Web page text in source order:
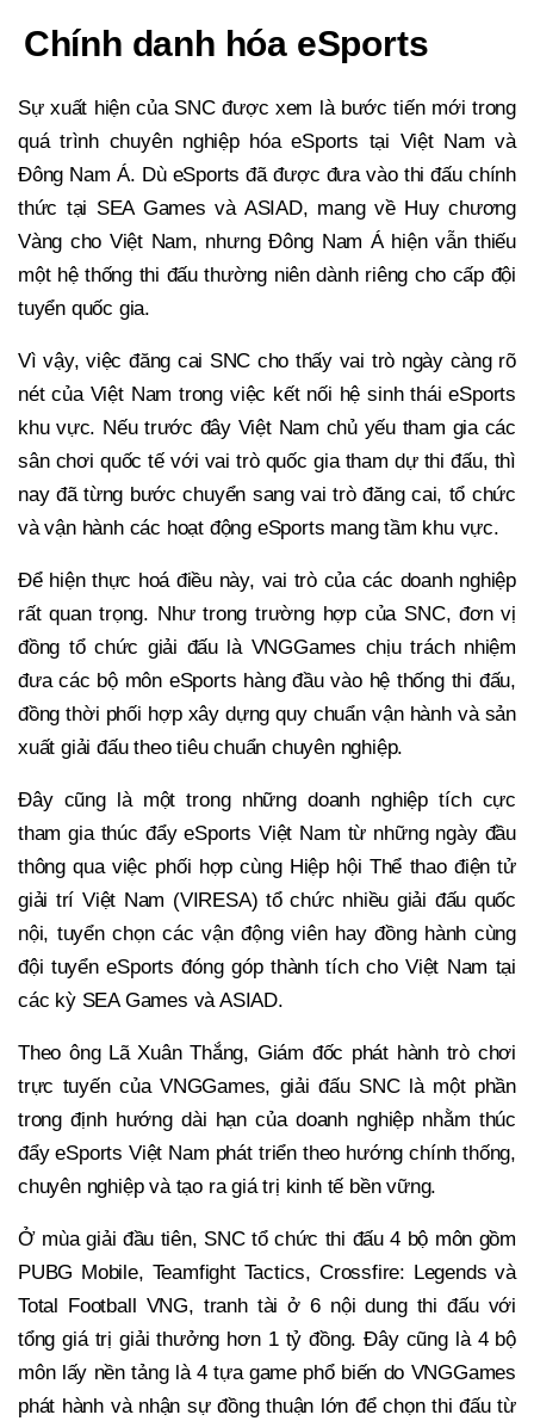
Chính danh hóa eSports
Sự xuất hiện của SNC được xem là bước tiến mới trong
quá trình chuyên nghiệp hóa eSports tại Việt Nam và
Đông Nam Á. Dù eSports đã được đưa vào thi đấu chính
thức tại SEA Games và ASIAD, mang về Huy chương
Vàng cho Việt Nam, nhưng Đông Nam Á hiện vẫn thiếu
một hệ thống thi đấu thường niên dành riêng cho cấp đội
tuyển quốc gia.
Vì vậy, việc đăng cai SNC cho thấy vai trò ngày càng rõ
nét của Việt Nam trong việc kết nối hệ sinh thái eSports
khu vực. Nếu trước đây Việt Nam chủ yếu tham gia các
sân chơi quốc tế với vai trò quốc gia tham dự thi đấu, thì
nay đã từng bước chuyển sang vai trò đăng cai, tổ chức
và vận hành các hoạt động eSports mang tầm khu vực.
Để hiện thực hoá điều này, vai trò của các doanh nghiệp
rất quan trọng. Như trong trường hợp của SNC, đơn vị
đồng tổ chức giải đấu là VNGGames chịu trách nhiệm
đưa các bộ môn eSports hàng đầu vào hệ thống thi đấu,
đồng thời phối hợp xây dựng quy chuẩn vận hành và sản
xuất giải đấu theo tiêu chuẩn chuyên nghiệp.
Đây cũng là một trong những doanh nghiệp tích cực
tham gia thúc đẩy eSports Việt Nam từ những ngày đầu
thông qua việc phối hợp cùng Hiệp hội Thể thao điện tử
giải trí Việt Nam (VIRESA) tổ chức nhiều giải đấu quốc
nội, tuyển chọn các vận động viên hay đồng hành cùng
đội tuyển eSports đóng góp thành tích cho Việt Nam tại
các kỳ SEA Games và ASIAD.
Theo ông Lã Xuân Thắng, Giám đốc phát hành trò chơi
trực tuyến của VNGGames, giải đấu SNC là một phần
trong định hướng dài hạn của doanh nghiệp nhằm thúc
đẩy eSports Việt Nam phát triển theo hướng chính thống,
chuyên nghiệp và tạo ra giá trị kinh tế bền vững.
Ở mùa giải đầu tiên, SNC tổ chức thi đấu 4 bộ môn gồm
PUBG Mobile, Teamfight Tactics, Crossfire: Legends và
Total Football VNG, tranh tài ở 6 nội dung thi đấu với
tổng giá trị giải thưởng hơn 1 tỷ đồng. Đây cũng là 4 bộ
môn lấy nền tảng là 4 tựa game phổ biến do VNGGames
phát hành và nhận sự đồng thuận lớn để chọn thi đấu từ